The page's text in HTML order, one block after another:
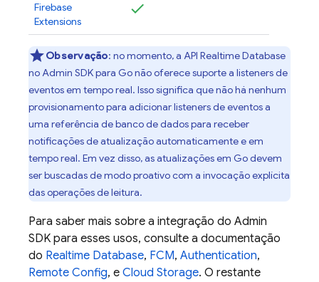
Firebase
Extensions
Observação: no momento, a API Realtime Database
noAdmin SDKpara Go não oferece suporte a listeners de
eventos em tempo real. Isso significa que não há nenhum
provisionamento para adicionar listeners de eventos a
uma referência de banco de dados para receber
notificações de atualização automaticamente e em
tempo real. Em vez disso, as atualizações em Go devem
ser buscadas de modo proativo com a invocação explícita
das operações de leitura.
Para saber mais sobre a integração do Admin
SDK para esses usos, consulte a documentação
do Realtime Database, FCM, Authentication,
Remote Config, e Cloud Storage. O restante